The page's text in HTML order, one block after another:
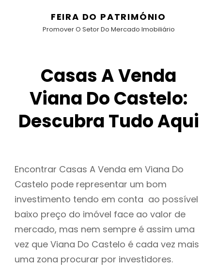
FEIRA DO PATRIMÓNIO
Promover O Setor Do Mercado Imobiliário
Casas A Venda
Viana Do Castelo:
Descubra Tudo Aqui
Encontrar Casas A Venda em Viana Do
Castelo pode representar um bom
investimento tendo em conta ao possível
baixo preço do imóvel face ao valor de
mercado, mas nem sempre é assim uma
vez que Viana Do Castelo é cada vez mais
uma zona procurar por investidores.